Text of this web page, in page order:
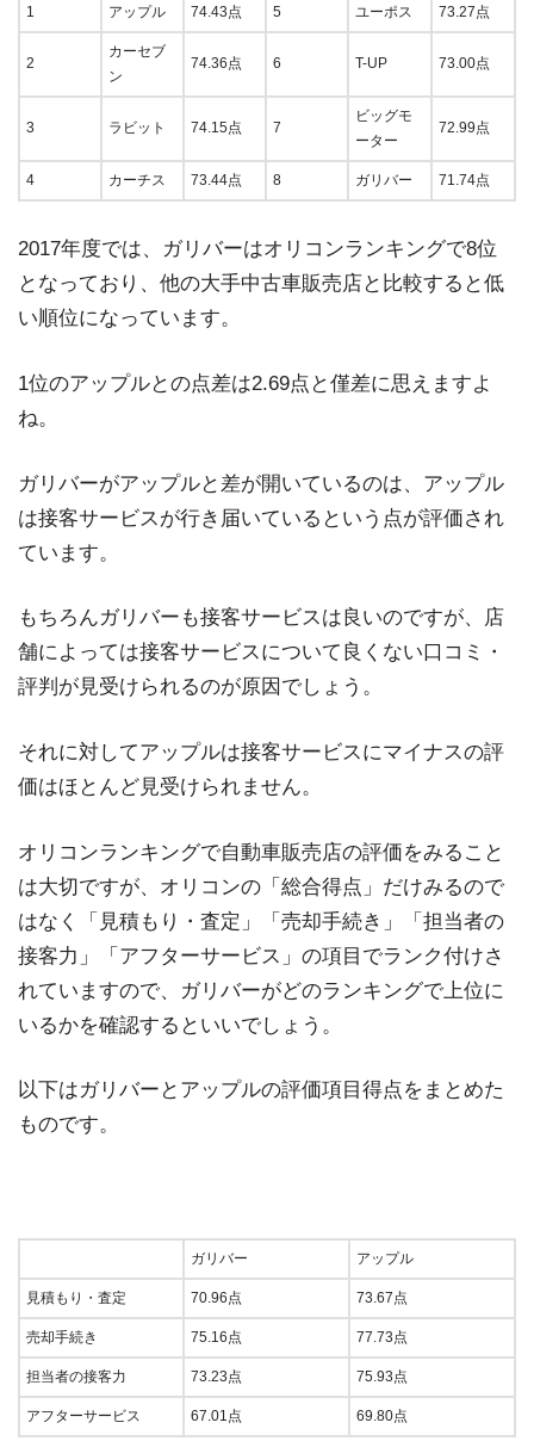
1 アップル 74.43点 5 ユーポス 73.27点
2
カーセブ
ン
74.36点 6 T-UP 73.00点
3 ラビット 74.15点 7
ビッグモ
ーター
72.99点
4 カーチス 73.44点 8 ガリバー 71.74点
2017年度では、ガリバーはオリコンランキングで8位
となっており、他の大手中古車販売店と比較すると低
い順位になっています。
1位のアップルとの点差は2.69点と僅差に思えますよ
ね。
ガリバーがアップルと差が開いているのは、アップル
は接客サービスが行き届いているという点が評価され
ています。
もちろんガリバーも接客サービスは良いのですが、店
舗によっては接客サービスについて良くない口コミ・
評判が見受けられるのが原因でしょう。
それに対してアップルは接客サービスにマイナスの評
価はほとんど見受けられません。
オリコンランキングで自動車販売店の評価をみること
は大切ですが、オリコンの「総合得点」だけみるので
はなく「見積もり・査定」「売却手続き」「担当者の
接客力」「アフターサービス」の項目でランク付けさ
れていますので、ガリバーがどのランキングで上位に
いるかを確認するといいでしょう。
以下はガリバーとアップルの評価項目得点をまとめた
ものです。
ガリバー アップル
見積もり・査定 70.96点 73.67点
売却手続き 75.16点 77.73点
担当者の接客力 73.23点 75.93点
アフターサービス 67.01点 69.80点